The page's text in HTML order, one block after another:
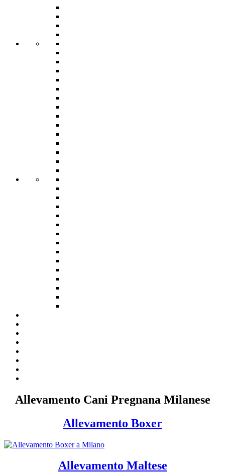
Allevamento Cani Pregnana Milanese
Allevamento Boxer
Allevamento Maltese